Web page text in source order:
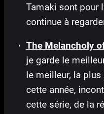
Tamaki sont pour
continue à
The Melancholy
je garde le
le meilleur, la
cette année,
cette série, de la